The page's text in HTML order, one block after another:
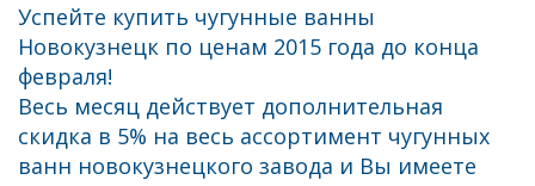
Успейте купить чугунные ванны
Новокузнецк по ценам 2015 года до конца
февраля!
Весь месяц действует дополнительная
скидка в 5% на весь ассортимент чугунных
ванн новокузнецкого завода и Вы имеете